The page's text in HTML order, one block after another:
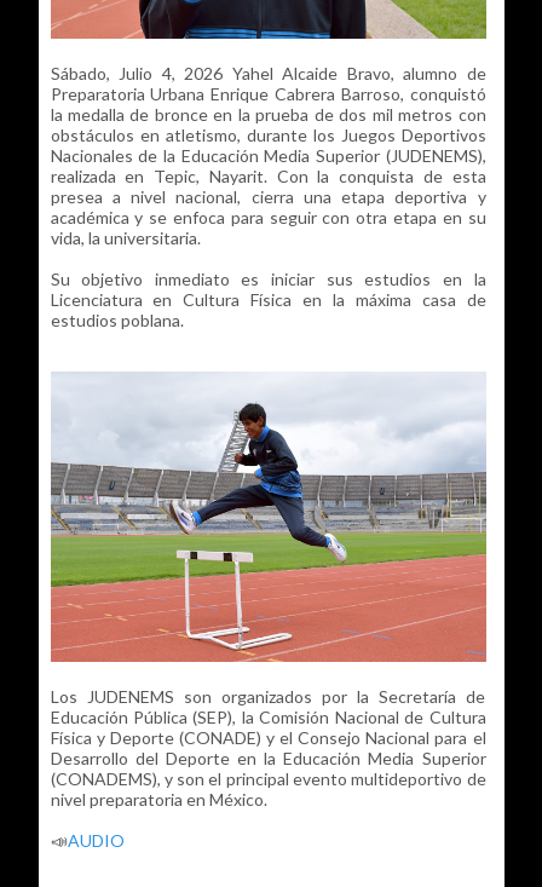
Sábado, Julio 4, 2026 Yahel Alcaide Bravo, alumno de
Preparatoria Urbana Enrique Cabrera Barroso, conquistó
la medalla de bronce en la prueba de dos mil metros con
obstáculos en atletismo, durante los Juegos Deportivos
Nacionales de la Educación Media Superior (JUDENEMS),
realizada en Tepic, Nayarit. Con la conquista de esta
presea a nivel nacional, cierra una etapa deportiva y
académica y se enfoca para seguir con otra etapa en su
vida, la universitaria.
Su objetivo inmediato es iniciar sus estudios en la
Licenciatura en Cultura Física en la máxima casa de
estudios poblana.
Los JUDENEMS son organizados por la Secretaría de
Educación Pública (SEP), la Comisión Nacional de Cultura
Física y Deporte (CONADE) y el Consejo Nacional para el
Desarrollo del Deporte en la Educación Media Superior
(CONADEMS), y son el principal evento multideportivo de
nivel preparatoria en México.
📣AUDIO